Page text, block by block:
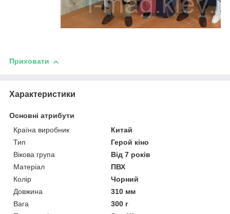
Приховати
Характеристики
Основні атрибути
Країна виробник
Китай
Тип
Герой кіно
Вікова група
Від 7 років
Матеріал
ПВХ
Колір
Чорний
Довжина
310 мм
Вага
300 г